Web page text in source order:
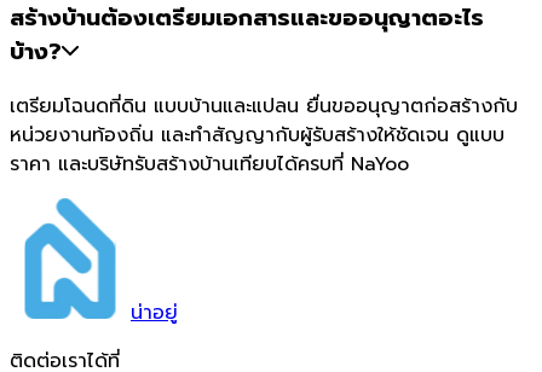
สร้างบ้านต้องเตรียมเอกสารและขออนุญาตอะไร
บ้าง?
เตรียมโฉนดที่ดิน แบบบ้านและแปลน ยื่นขออนุญาตก่อสร้างกับ
หน่วยงานท้องถิ่น และทำสัญญากับผู้รับสร้างให้ชัดเจน ดูแบบ
ราคา และบริษัทรับสร้างบ้านเทียบได้ครบที่ NaYoo
น่าอยู่
ติดต่อเราได้ที่